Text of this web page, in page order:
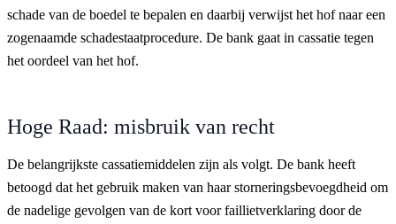
schade van de boedel te bepalen en daarbij verwijst het hof naar een
zogenaamde schadestaatprocedure. De bank gaat in cassatie tegen
het oordeel van het hof.
Hoge Raad: misbruik van recht
De belangrijkste cassatiemiddelen zijn als volgt. De bank heeft
betoogd dat het gebruik maken van haar storneringsbevoegdheid om
de nadelige gevolgen van de kort voor faillietverklaring door de